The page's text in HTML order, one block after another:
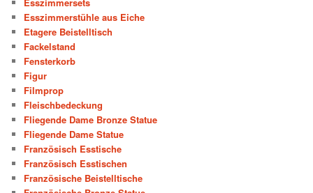
Esszimmerstühle aus Eiche
Etagere Beistelltisch
Fackelstand
Fensterkorb
Figur
Filmprop
Fleischbedeckung
Fliegende Dame Bronze Statue
Fliegende Dame Statue
Französisch Esstische
Französisch Esstischen
Französische Beistelltische